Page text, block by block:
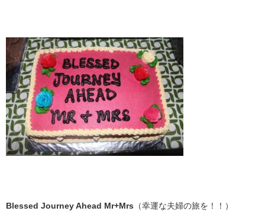
Blessed Journey Ahead Mr+Mrs （幸運な夫婦の旅を！！）